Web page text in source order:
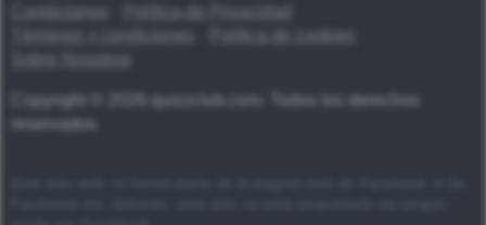
Contáctanos
Política de Privacidad
Términos y condiciones
Copyright © 2026 quizzclub.com. Todos los derechos
reservados